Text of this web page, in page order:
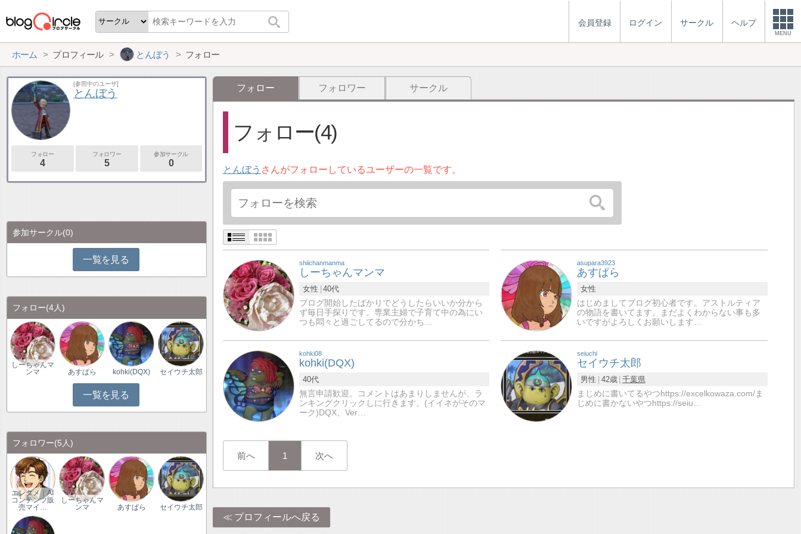
会員登録 ログイン サークル ヘルプ
MENU
ホーム プロフィール とんぼう フォロー
フォロー フォロワー サークル
フォロー(4)
とんぼう さんがフォローしているユーザーの一覧です。
shiichanmanma
しーちゃんマンマ
女性
40代
ブログ開始したばかりでどうしたらいいか分から
ず毎日手探りです。専業主婦で子育て中の為にい
つも悶々と過ごしてるので分かち…
asupara3923
あすぱら
女性
はじめましてブログ初心者です。アストルティア
の物語を書いてます。まだよくわからない事も多
いですがよろしくお願いします…
kohki08
kohki(DQX)
40代
無言申請歓迎。コメントはあまりしませんが、ラ
ンキングクリックしに行きます。(イイネがそのマ
ーク)DQX、Ver…
seiuchi
セイウチ太郎
男性 42歳 千葉県
まじめに書いてるやつhttps://excelkowaza.com/ま
じめに書かないやつhttps://seiu…
前へ 1 次へ
プロフィールへ戻る
[参照中のユーザ]
とんぼう
フォロー
4
フォロワー
5
参加サークル
0
参加サークル(0)
一覧を見る
フォロー(4人)
しーちゃんマ
ンマ
あすぱら kohki(DQX) セイウチ太郎
一覧を見る
フォロワー(5人)
エンタメ｜AI
コンテンツ販
売マイ…
しーちゃんマ
ンマ
あすぱら セイウチ太郎